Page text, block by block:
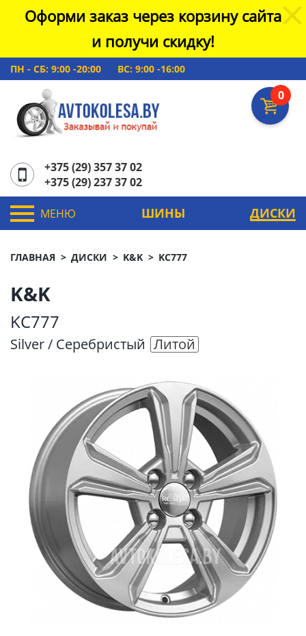
Оформи заказ через корзину сайта
и получи скидку!
ПН - СБ: 9:00 -20:00 ВС: 9:00 -16:00
0
+375 (29) 357 37 02
+375 (29) 237 37 02
МЕНЮ ШИНЫ ДИСКИ
ГЛАВНАЯ ДИСКИ K&K KC777
K&K
KC777
Silver / Серебристый Литой